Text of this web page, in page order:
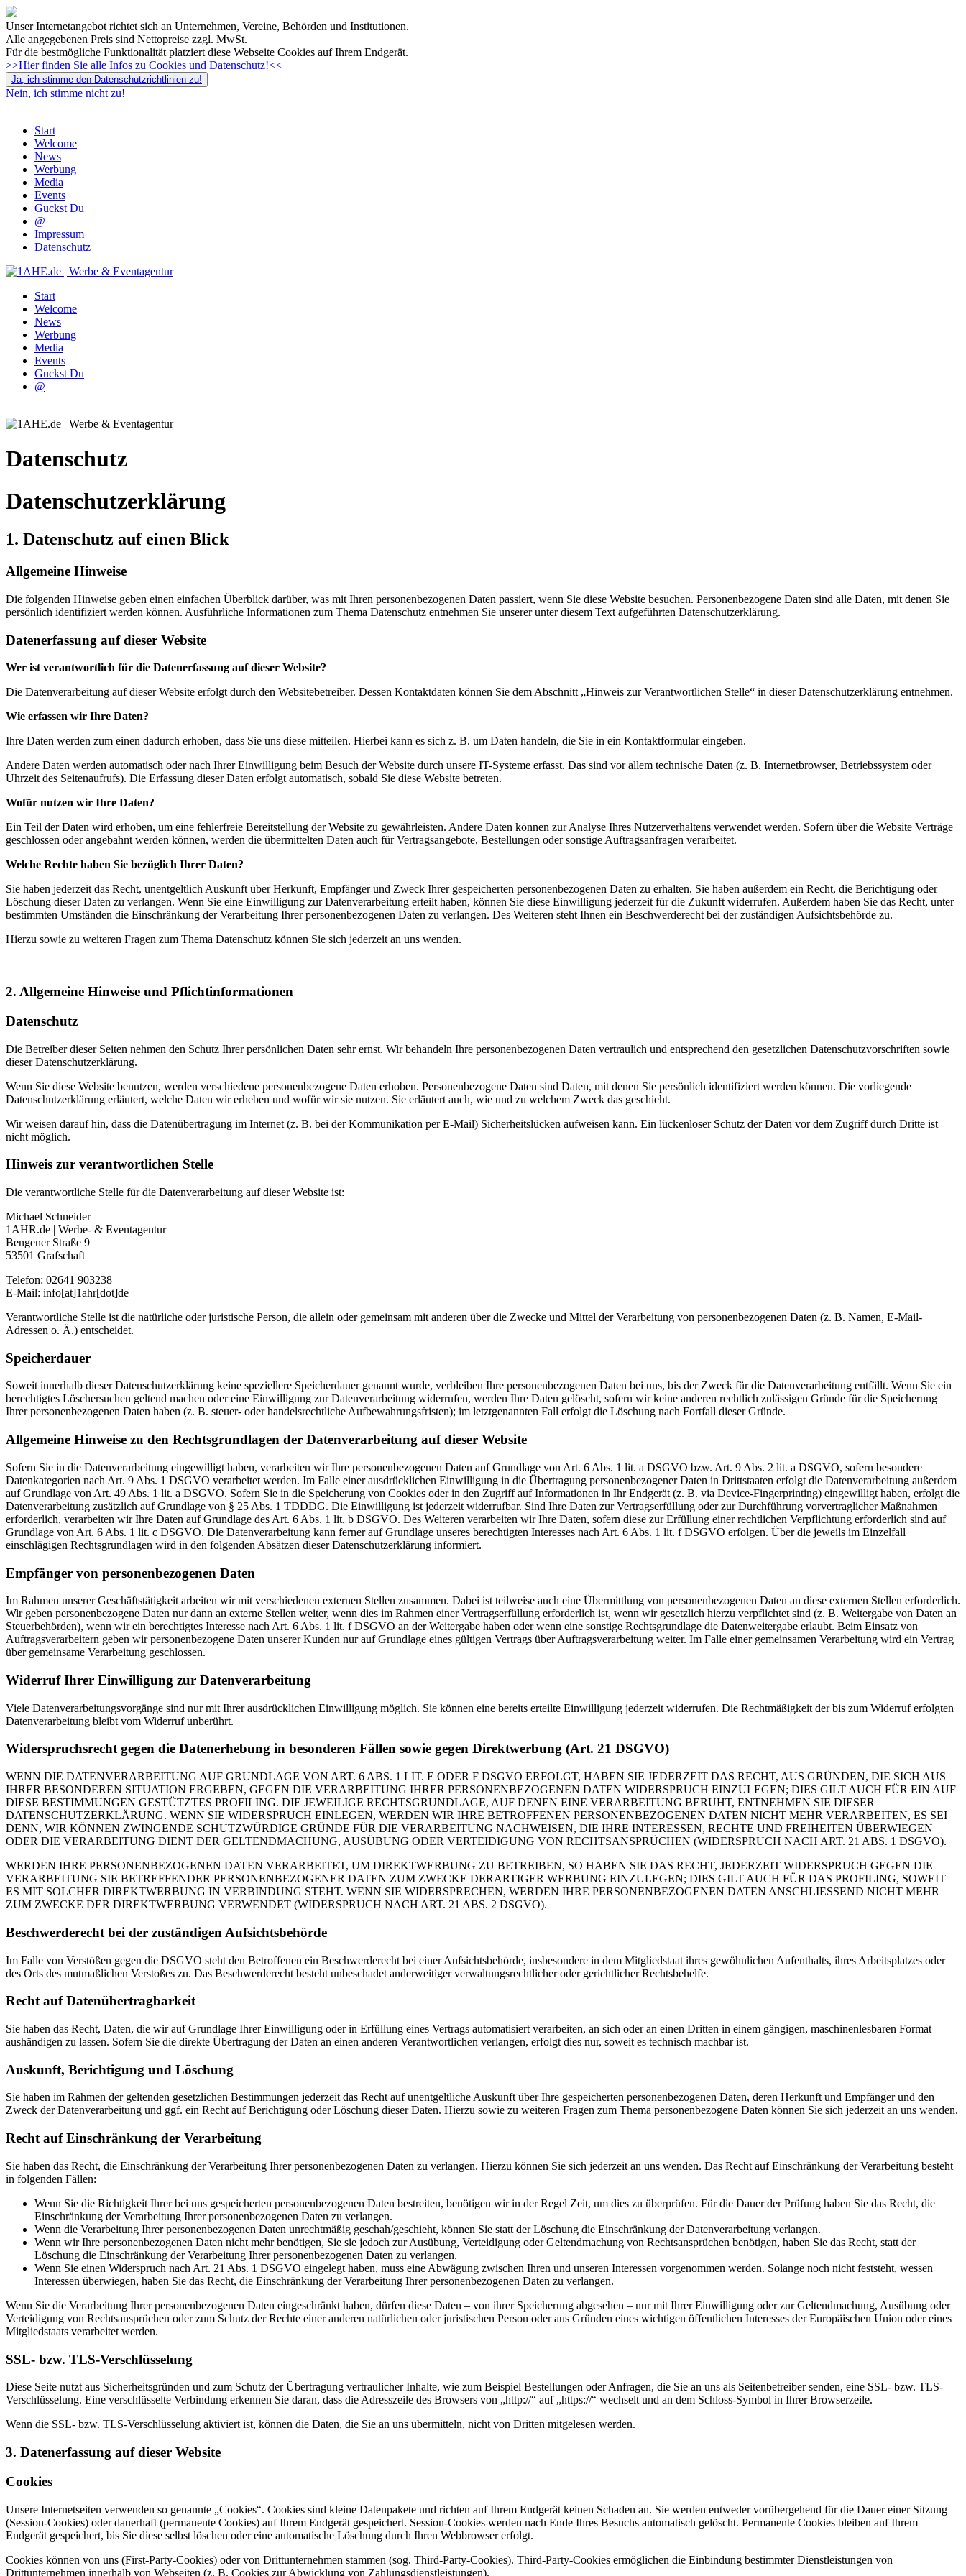
Unser Internetangebot richtet sich an Unternehmen, Vereine, Behörden und Institutionen.
Alle angegebenen Preis sind Nettopreise zzgl. MwSt.
Für die bestmögliche Funktionalität platziert diese Webseite Cookies auf Ihrem Endgerät.
>>Hier finden Sie alle Infos zu Cookies und Datenschutz!<<
Ja, ich stimme den Datenschutzrichtlinien zu!
Nein, ich stimme nicht zu!
Start
Welcome
News
Werbung
Media
Events
Guckst Du
@
Impressum
Datenschutz
Start
Welcome
News
Werbung
Media
Events
Guckst Du
@
Datenschutz
Datenschutz­erklärung
1. Datenschutz auf einen Blick
Allgemeine Hinweise
Die folgenden Hinweise geben einen einfachen Überblick darüber, was mit Ihren personenbezogenen Daten passiert, wenn Sie diese Website besuchen. Personenbezogene Daten sind alle Daten, mit denen Sie
persönlich identifiziert werden können. Ausführliche Informationen zum Thema Datenschutz entnehmen Sie unserer unter diesem Text aufgeführten Datenschutzerklärung.
Datenerfassung auf dieser Website
Wer ist verantwortlich für die Datenerfassung auf dieser Website?
Die Datenverarbeitung auf dieser Website erfolgt durch den Websitebetreiber. Dessen Kontaktdaten können Sie dem Abschnitt „Hinweis zur Verantwortlichen Stelle“ in dieser Datenschutzerklärung entnehmen.
Wie erfassen wir Ihre Daten?
Ihre Daten werden zum einen dadurch erhoben, dass Sie uns diese mitteilen. Hierbei kann es sich z. B. um Daten handeln, die Sie in ein Kontaktformular eingeben.
Andere Daten werden automatisch oder nach Ihrer Einwilligung beim Besuch der Website durch unsere IT-Systeme erfasst. Das sind vor allem technische Daten (z. B. Internetbrowser, Betriebssystem oder
Uhrzeit des Seitenaufrufs). Die Erfassung dieser Daten erfolgt automatisch, sobald Sie diese Website betreten.
Wofür nutzen wir Ihre Daten?
Ein Teil der Daten wird erhoben, um eine fehlerfreie Bereitstellung der Website zu gewährleisten. Andere Daten können zur Analyse Ihres Nutzerverhaltens verwendet werden. Sofern über die Website Verträge
geschlossen oder angebahnt werden können, werden die übermittelten Daten auch für Vertragsangebote, Bestellungen oder sonstige Auftragsanfragen verarbeitet.
Welche Rechte haben Sie bezüglich Ihrer Daten?
Sie haben jederzeit das Recht, unentgeltlich Auskunft über Herkunft, Empfänger und Zweck Ihrer gespeicherten personenbezogenen Daten zu erhalten. Sie haben außerdem ein Recht, die Berichtigung oder
Löschung dieser Daten zu verlangen. Wenn Sie eine Einwilligung zur Datenverarbeitung erteilt haben, können Sie diese Einwilligung jederzeit für die Zukunft widerrufen. Außerdem haben Sie das Recht, unter
bestimmten Umständen die Einschränkung der Verarbeitung Ihrer personenbezogenen Daten zu verlangen. Des Weiteren steht Ihnen ein Beschwerderecht bei der zuständigen Aufsichtsbehörde zu.
Hierzu sowie zu weiteren Fragen zum Thema Datenschutz können Sie sich jederzeit an uns wenden.
2. Allgemeine Hinweise und Pflicht­informationen
Datenschutz
Die Betreiber dieser Seiten nehmen den Schutz Ihrer persönlichen Daten sehr ernst. Wir behandeln Ihre personenbezogenen Daten vertraulich und entsprechend den gesetzlichen Datenschutzvorschriften sowie
dieser Datenschutzerklärung.
Wenn Sie diese Website benutzen, werden verschiedene personenbezogene Daten erhoben. Personenbezogene Daten sind Daten, mit denen Sie persönlich identifiziert werden können. Die vorliegende
Datenschutzerklärung erläutert, welche Daten wir erheben und wofür wir sie nutzen. Sie erläutert auch, wie und zu welchem Zweck das geschieht.
Wir weisen darauf hin, dass die Datenübertragung im Internet (z. B. bei der Kommunikation per E-Mail) Sicherheitslücken aufweisen kann. Ein lückenloser Schutz der Daten vor dem Zugriff durch Dritte ist
nicht möglich.
Hinweis zur verantwortlichen Stelle
Die verantwortliche Stelle für die Datenverarbeitung auf dieser Website ist:
Michael Schneider
1AHR.de | Werbe- & Eventagentur
Bengener Straße 9
53501 Grafschaft
Telefon: 02641 903238
E-Mail: info[at]1ahr[dot]de
Verantwortliche Stelle ist die natürliche oder juristische Person, die allein oder gemeinsam mit anderen über die Zwecke und Mittel der Verarbeitung von personenbezogenen Daten (z. B. Namen, E-Mail-
Adressen o. Ä.) entscheidet.
Speicherdauer
Soweit innerhalb dieser Datenschutzerklärung keine speziellere Speicherdauer genannt wurde, verbleiben Ihre personenbezogenen Daten bei uns, bis der Zweck für die Datenverarbeitung entfällt. Wenn Sie ein
berechtigtes Löschersuchen geltend machen oder eine Einwilligung zur Datenverarbeitung widerrufen, werden Ihre Daten gelöscht, sofern wir keine anderen rechtlich zulässigen Gründe für die Speicherung
Ihrer personenbezogenen Daten haben (z. B. steuer- oder handelsrechtliche Aufbewahrungsfristen); im letztgenannten Fall erfolgt die Löschung nach Fortfall dieser Gründe.
Allgemeine Hinweise zu den Rechtsgrundlagen der Datenverarbeitung auf dieser Website
Sofern Sie in die Datenverarbeitung eingewilligt haben, verarbeiten wir Ihre personenbezogenen Daten auf Grundlage von Art. 6 Abs. 1 lit. a DSGVO bzw. Art. 9 Abs. 2 lit. a DSGVO, sofern besondere
Datenkategorien nach Art. 9 Abs. 1 DSGVO verarbeitet werden. Im Falle einer ausdrücklichen Einwilligung in die Übertragung personenbezogener Daten in Drittstaaten erfolgt die Datenverarbeitung außerdem
auf Grundlage von Art. 49 Abs. 1 lit. a DSGVO. Sofern Sie in die Speicherung von Cookies oder in den Zugriff auf Informationen in Ihr Endgerät (z. B. via Device-Fingerprinting) eingewilligt haben, erfolgt die
Datenverarbeitung zusätzlich auf Grundlage von § 25 Abs. 1 TDDDG. Die Einwilligung ist jederzeit widerrufbar. Sind Ihre Daten zur Vertragserfüllung oder zur Durchführung vorvertraglicher Maßnahmen
erforderlich, verarbeiten wir Ihre Daten auf Grundlage des Art. 6 Abs. 1 lit. b DSGVO. Des Weiteren verarbeiten wir Ihre Daten, sofern diese zur Erfüllung einer rechtlichen Verpflichtung erforderlich sind auf
Grundlage von Art. 6 Abs. 1 lit. c DSGVO. Die Datenverarbeitung kann ferner auf Grundlage unseres berechtigten Interesses nach Art. 6 Abs. 1 lit. f DSGVO erfolgen. Über die jeweils im Einzelfall
einschlägigen Rechtsgrundlagen wird in den folgenden Absätzen dieser Datenschutzerklärung informiert.
Empfänger von personenbezogenen Daten
Im Rahmen unserer Geschäftstätigkeit arbeiten wir mit verschiedenen externen Stellen zusammen. Dabei ist teilweise auch eine Übermittlung von personenbezogenen Daten an diese externen Stellen erforderlich.
Wir geben personenbezogene Daten nur dann an externe Stellen weiter, wenn dies im Rahmen einer Vertragserfüllung erforderlich ist, wenn wir gesetzlich hierzu verpflichtet sind (z. B. Weitergabe von Daten an
Steuerbehörden), wenn wir ein berechtigtes Interesse nach Art. 6 Abs. 1 lit. f DSGVO an der Weitergabe haben oder wenn eine sonstige Rechtsgrundlage die Datenweitergabe erlaubt. Beim Einsatz von
Auftragsverarbeitern geben wir personenbezogene Daten unserer Kunden nur auf Grundlage eines gültigen Vertrags über Auftragsverarbeitung weiter. Im Falle einer gemeinsamen Verarbeitung wird ein Vertrag
über gemeinsame Verarbeitung geschlossen.
Widerruf Ihrer Einwilligung zur Datenverarbeitung
Viele Datenverarbeitungsvorgänge sind nur mit Ihrer ausdrücklichen Einwilligung möglich. Sie können eine bereits erteilte Einwilligung jederzeit widerrufen. Die Rechtmäßigkeit der bis zum Widerruf erfolgten
Datenverarbeitung bleibt vom Widerruf unberührt.
Widerspruchsrecht gegen die Datenerhebung in besonderen Fällen sowie gegen Direktwerbung (Art. 21 DSGVO)
WENN DIE DATENVERARBEITUNG AUF GRUNDLAGE VON ART. 6 ABS. 1 LIT. E ODER F DSGVO ERFOLGT, HABEN SIE JEDERZEIT DAS RECHT, AUS GRÜNDEN, DIE SICH AUS
IHRER BESONDEREN SITUATION ERGEBEN, GEGEN DIE VERARBEITUNG IHRER PERSONENBEZOGENEN DATEN WIDERSPRUCH EINZULEGEN; DIES GILT AUCH FÜR EIN AUF
DIESE BESTIMMUNGEN GESTÜTZTES PROFILING. DIE JEWEILIGE RECHTSGRUNDLAGE, AUF DENEN EINE VERARBEITUNG BERUHT, ENTNEHMEN SIE DIESER
DATENSCHUTZERKLÄRUNG. WENN SIE WIDERSPRUCH EINLEGEN, WERDEN WIR IHRE BETROFFENEN PERSONENBEZOGENEN DATEN NICHT MEHR VERARBEITEN, ES SEI
DENN, WIR KÖNNEN ZWINGENDE SCHUTZWÜRDIGE GRÜNDE FÜR DIE VERARBEITUNG NACHWEISEN, DIE IHRE INTERESSEN, RECHTE UND FREIHEITEN ÜBERWIEGEN
ODER DIE VERARBEITUNG DIENT DER GELTENDMACHUNG, AUSÜBUNG ODER VERTEIDIGUNG VON RECHTSANSPRÜCHEN (WIDERSPRUCH NACH ART. 21 ABS. 1 DSGVO).
WERDEN IHRE PERSONENBEZOGENEN DATEN VERARBEITET, UM DIREKTWERBUNG ZU BETREIBEN, SO HABEN SIE DAS RECHT, JEDERZEIT WIDERSPRUCH GEGEN DIE
VERARBEITUNG SIE BETREFFENDER PERSONENBEZOGENER DATEN ZUM ZWECKE DERARTIGER WERBUNG EINZULEGEN; DIES GILT AUCH FÜR DAS PROFILING, SOWEIT
ES MIT SOLCHER DIREKTWERBUNG IN VERBINDUNG STEHT. WENN SIE WIDERSPRECHEN, WERDEN IHRE PERSONENBEZOGENEN DATEN ANSCHLIESSEND NICHT MEHR
ZUM ZWECKE DER DIREKTWERBUNG VERWENDET (WIDERSPRUCH NACH ART. 21 ABS. 2 DSGVO).
Beschwerde­recht bei der zuständigen Aufsichts­behörde
Im Falle von Verstößen gegen die DSGVO steht den Betroffenen ein Beschwerderecht bei einer Aufsichtsbehörde, insbesondere in dem Mitgliedstaat ihres gewöhnlichen Aufenthalts, ihres Arbeitsplatzes oder
des Orts des mutmaßlichen Verstoßes zu. Das Beschwerderecht besteht unbeschadet anderweitiger verwaltungsrechtlicher oder gerichtlicher Rechtsbehelfe.
Recht auf Daten­übertrag­barkeit
Sie haben das Recht, Daten, die wir auf Grundlage Ihrer Einwilligung oder in Erfüllung eines Vertrags automatisiert verarbeiten, an sich oder an einen Dritten in einem gängigen, maschinenlesbaren Format
aushändigen zu lassen. Sofern Sie die direkte Übertragung der Daten an einen anderen Verantwortlichen verlangen, erfolgt dies nur, soweit es technisch machbar ist.
Auskunft, Berichtigung und Löschung
Sie haben im Rahmen der geltenden gesetzlichen Bestimmungen jederzeit das Recht auf unentgeltliche Auskunft über Ihre gespeicherten personenbezogenen Daten, deren Herkunft und Empfänger und den
Zweck der Datenverarbeitung und ggf. ein Recht auf Berichtigung oder Löschung dieser Daten. Hierzu sowie zu weiteren Fragen zum Thema personenbezogene Daten können Sie sich jederzeit an uns wenden.
Recht auf Einschränkung der Verarbeitung
Sie haben das Recht, die Einschränkung der Verarbeitung Ihrer personenbezogenen Daten zu verlangen. Hierzu können Sie sich jederzeit an uns wenden. Das Recht auf Einschränkung der Verarbeitung besteht
in folgenden Fällen:
Wenn Sie die Richtigkeit Ihrer bei uns gespeicherten personenbezogenen Daten bestreiten, benötigen wir in der Regel Zeit, um dies zu überprüfen. Für die Dauer der Prüfung haben Sie das Recht, die
Einschränkung der Verarbeitung Ihrer personenbezogenen Daten zu verlangen.
Wenn die Verarbeitung Ihrer personenbezogenen Daten unrechtmäßig geschah/geschieht, können Sie statt der Löschung die Einschränkung der Datenverarbeitung verlangen.
Wenn wir Ihre personenbezogenen Daten nicht mehr benötigen, Sie sie jedoch zur Ausübung, Verteidigung oder Geltendmachung von Rechtsansprüchen benötigen, haben Sie das Recht, statt der
Löschung die Einschränkung der Verarbeitung Ihrer personenbezogenen Daten zu verlangen.
Wenn Sie einen Widerspruch nach Art. 21 Abs. 1 DSGVO eingelegt haben, muss eine Abwägung zwischen Ihren und unseren Interessen vorgenommen werden. Solange noch nicht feststeht, wessen
Interessen überwiegen, haben Sie das Recht, die Einschränkung der Verarbeitung Ihrer personenbezogenen Daten zu verlangen.
Wenn Sie die Verarbeitung Ihrer personenbezogenen Daten eingeschränkt haben, dürfen diese Daten – von ihrer Speicherung abgesehen – nur mit Ihrer Einwilligung oder zur Geltendmachung, Ausübung oder
Verteidigung von Rechtsansprüchen oder zum Schutz der Rechte einer anderen natürlichen oder juristischen Person oder aus Gründen eines wichtigen öffentlichen Interesses der Europäischen Union oder eines
Mitgliedstaats verarbeitet werden.
SSL- bzw. TLS-Verschlüsselung
Diese Seite nutzt aus Sicherheitsgründen und zum Schutz der Übertragung vertraulicher Inhalte, wie zum Beispiel Bestellungen oder Anfragen, die Sie an uns als Seitenbetreiber senden, eine SSL- bzw. TLS-
Verschlüsselung. Eine verschlüsselte Verbindung erkennen Sie daran, dass die Adresszeile des Browsers von „http://“ auf „https://“ wechselt und an dem Schloss-Symbol in Ihrer Browserzeile.
Wenn die SSL- bzw. TLS-Verschlüsselung aktiviert ist, können die Daten, die Sie an uns übermitteln, nicht von Dritten mitgelesen werden.
3. Datenerfassung auf dieser Website
Cookies
Unsere Internetseiten verwenden so genannte „Cookies“. Cookies sind kleine Datenpakete und richten auf Ihrem Endgerät keinen Schaden an. Sie werden entweder vorübergehend für die Dauer einer Sitzung
(Session-Cookies) oder dauerhaft (permanente Cookies) auf Ihrem Endgerät gespeichert. Session-Cookies werden nach Ende Ihres Besuchs automatisch gelöscht. Permanente Cookies bleiben auf Ihrem
Endgerät gespeichert, bis Sie diese selbst löschen oder eine automatische Löschung durch Ihren Webbrowser erfolgt.
Cookies können von uns (First-Party-Cookies) oder von Drittunternehmen stammen (sog. Third-Party-Cookies). Third-Party-Cookies ermöglichen die Einbindung bestimmter Dienstleistungen von
Drittunternehmen innerhalb von Webseiten (z. B. Cookies zur Abwicklung von Zahlungsdienstleistungen).